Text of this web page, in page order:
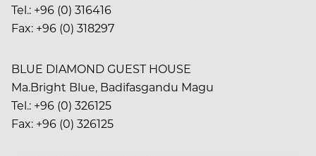
Tel.: +96 (0) 316416
Fax: +96 (0) 318297
BLUE DIAMOND GUEST HOUSE
Ma.Bright Blue, Badifasgandu Magu
Tel.: +96 (0) 326125
Fax: +96 (0) 326125